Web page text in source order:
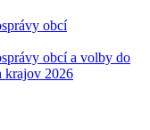
obcí
obcí a volby do
krajov 2026